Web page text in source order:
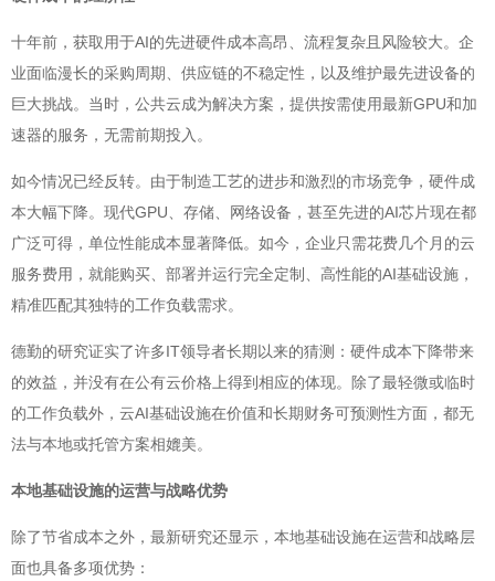
十年前，获取用于AI的先进硬件成本高昂、流程复杂且风险较大。企
业面临漫长的采购周期、供应链的不稳定性，以及维护最先进设备的
巨大挑战。当时，公共云成为解决方案，提供按需使用最新GPU和加
速器的服务，无需前期投入。
如今情况已经反转。由于制造工艺的进步和激烈的市场竞争，硬件成
本大幅下降。现代GPU、存储、网络设备，甚至先进的AI芯片现在都
广泛可得，单位性能成本显著降低。如今，企业只需花费几个月的云
服务费用，就能购买、部署并运行完全定制、高性能的AI基础设施，
精准匹配其独特的工作负载需求。
德勤的研究证实了许多IT领导者长期以来的猜测：硬件成本下降带来
的效益，并没有在公有云价格上得到相应的体现。除了最轻微或临时
的工作负载外，云AI基础设施在价值和长期财务可预测性方面，都无
法与本地或托管方案相媲美。
本地基础设施的运营与战略优势
除了节省成本之外，最新研究还显示，本地基础设施在运营和战略层
面也具备多项优势：